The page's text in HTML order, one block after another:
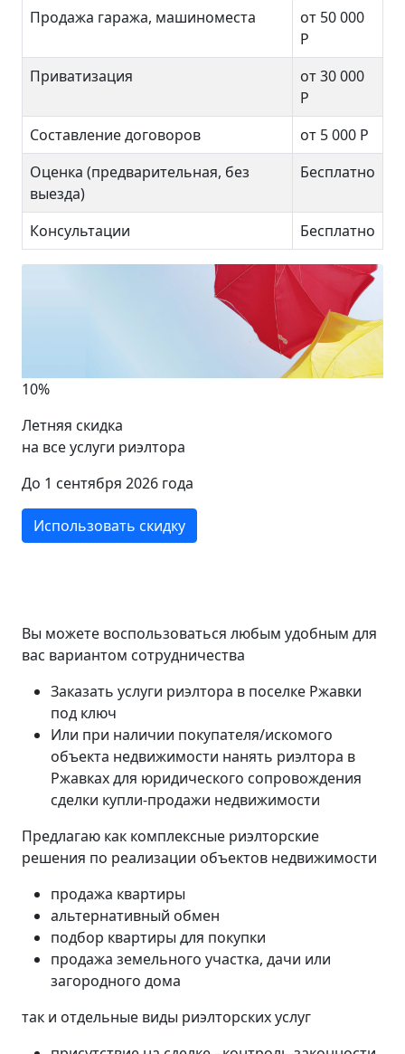
Продажа гаража, машиноместа
от 50 000
Р
Приватизация
от 30 000
Р
Составление договоров
от 5 000 Р
Оценка (предварительная, без
выезда)
Бесплатно
Консультации Бесплатно
10%
Летняя скидка
на все услуги риэлтора
До 1 сентября 2026 года
Использовать скидку
Вы можете воспользоваться любым удобным для
вас вариантом сотрудничества
Заказать услуги риэлтора в поселке Ржавки
под ключ
Или при наличии покупателя/искомого
объекта недвижимости нанять риэлтора в
Ржавках для юридического сопровождения
сделки купли-продажи недвижимости
Предлагаю как комплексные риэлторские
решения по реализации объектов недвижимости
продажа квартиры
альтернативный обмен
подбор квартиры для покупки
продажа земельного участка, дачи или
загородного дома
так и отдельные виды риэлторских услуг